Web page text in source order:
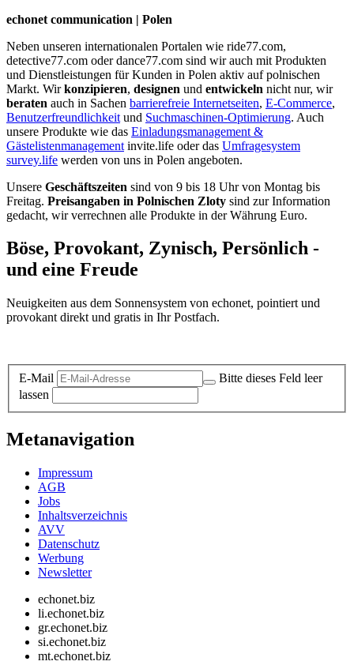
echonet communication | Polen
Neben unseren internationalen Portalen wie ride77.com,
detective77.com oder dance77.com sind wir auch mit Produkten
und Dienstleistungen für Kunden in Polen aktiv auf polnischen
Markt. Wirkonzipieren, designen und entwickeln nicht nur, wir
beraten auch in Sachen barrierefreie Internetseiten, E-Commerce,
Benutzerfreundlichkeit und Suchmaschinen-Optimierung. Auch
unsere Produkte wie das Einladungsmanagement &
Gästelistenmanagement invite.life oder das Umfragesystem
survey.life werden von uns in Polen angeboten.
Unsere Geschäftszeiten sind von 9 bis 18 Uhr von Montag bis
Freitag. Preisangaben in Polnischen Zloty sind zur Information
gedacht, wir verrechnen alle Produkte in der Währung Euro.
Böse, Provokant, Zynisch, Persönlich -
und eine Freude
Neuigkeiten aus dem Sonnensystem von echonet, pointiert und
provokant direkt und gratis in Ihr Postfach.
E-Mail
Bitte dieses Feld leer
lassen
Metanavigation
Impressum
AGB
Jobs
Inhaltsverzeichnis
AVV
Datenschutz
Werbung
Newsletter
echonet.biz
li.echonet.biz
gr.echonet.biz
si.echonet.biz
mt.echonet.biz